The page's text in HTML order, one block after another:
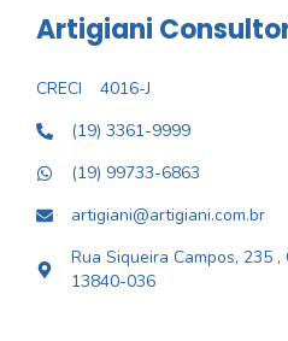
Artigiani
CRECI
4016-J
(19) 3361-9999
(19) 99733-6863
artigiani@artigiani.com.br
Rua Siqueira Campos, 235
13840-036